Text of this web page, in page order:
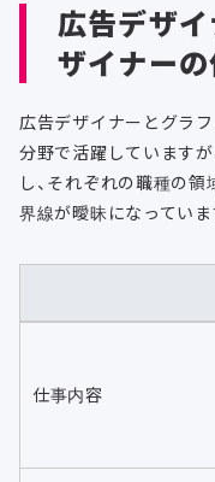
広告デザ
ザイナー
広告デザイナーとグラ
分野で活躍しています
し、それぞれの職種の
界線が曖昧になっていま
仕事内容